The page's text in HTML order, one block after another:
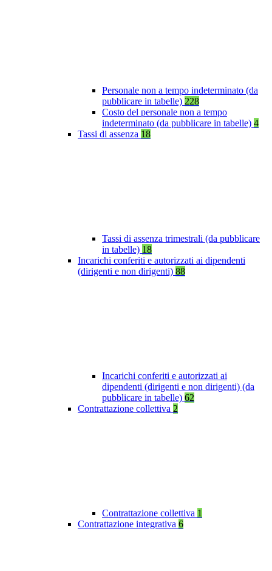
Personale non a tempo indeterminato (da
pubblicare in tabelle) 228
Costo del personale non a tempo
indeterminato (da pubblicare in tabelle) 4
Tassi di assenza 18
Tassi di assenza trimestrali (da pubblicare
in tabelle) 18
Incarichi conferiti e autorizzati ai dipendenti
(dirigenti e non dirigenti) 88
Incarichi conferiti e autorizzati ai
dipendenti (dirigenti e non dirigenti) (da
pubblicare in tabelle) 62
Contrattazione collettiva 2
Contrattazione collettiva 1
Contrattazione integrativa 6